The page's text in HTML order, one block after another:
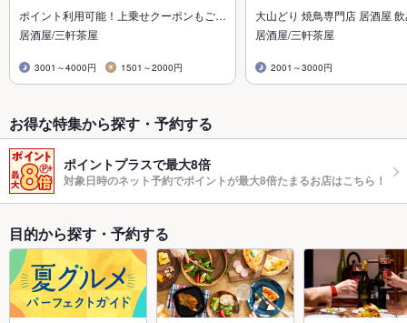
ポイント利用可能！上乗せクーポンもご…
居酒屋/三軒茶屋
3001～4000円 1501～2000円
大山どり 焼鳥専門店 居酒屋
居酒屋/三軒茶屋
2001～3000円
お得な特集から探す・予約する
ポイントプラスで最大8倍
対象日時のネット予約でポイントが最大8倍たまるお店はこちら！
目的から探す・予約する